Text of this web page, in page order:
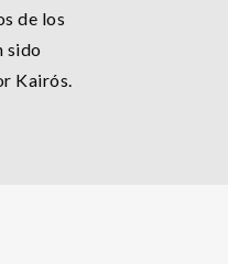
de los
sido
Kairós.